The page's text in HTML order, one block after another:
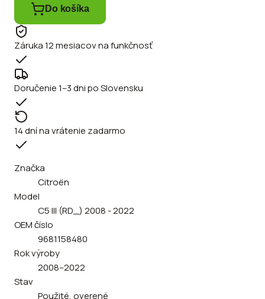
Do košíka
Záruka 12 mesiacov na funkčnosť
Doručenie 1–3 dni po Slovensku
14 dní na vrátenie zadarmo
Značka
Citroën
Model
C5 III (RD_) 2008 - 2022
OEM číslo
9681158480
Rok výroby
2008–2022
Stav
Použité, overené